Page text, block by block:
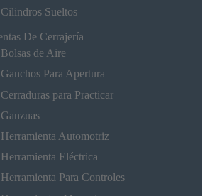
Cilindros Sueltos
De Cerrajería
Bolsas de Aire
Ganchos Para Apertura
Cerraduras para Practicar
Ganzuas
Herramienta Automotriz
Herramienta Eléctrica
Herramienta Para Controles